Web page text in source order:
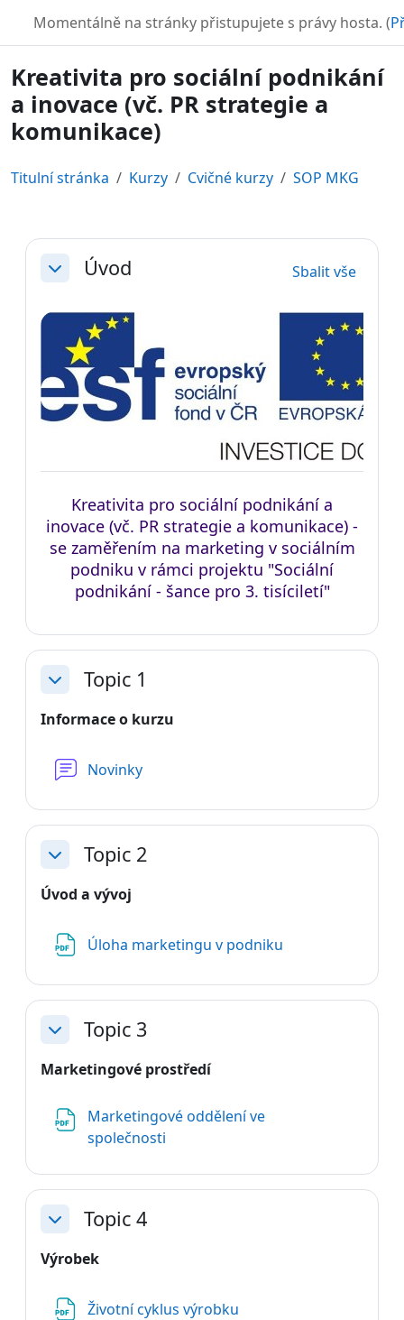
TURBO
Momentálně na stránky přistupujete s právy hosta. (
Kreativita pro sociální podnikání
a inovace (vč. PR strategie a
komunikace)
Titulní stránka Kurzy Cvičné kurzy SOP MKG
Osnova sekce
Sbalit Úvod Sbalit vše
Kreativita pro sociální podnikání a
inovace (vč. PR strategie a komunikace) -
se zaměřením na marketing v sociálním
podniku v rámci projektu "Sociální
podnikání - šance pro 3. tisíciletí"
Sbalit Topic 1
Informace o kurzu
Novinky
Sbalit Topic 2
Úvod a vývoj
Úloha marketingu v podniku
Sbalit Topic 3
Marketingové prostředí
Marketingové oddělení ve
společnosti
Sbalit Topic 4
Výrobek
Životní cyklus výrobku